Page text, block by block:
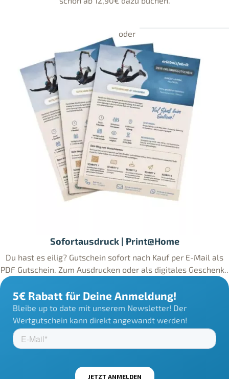
Sofortausdruck | Print@Home
Du hast es eilig? Gutschein sofort nach Kauf per E-Mail als
PDF Gutschein. Zum Ausdrucken oder als digitales Geschenk..
5€ Rabatt für Deine Anmeldung!
Bleibe up to date mit unserem Newsletter! Der
Wertgutschein kann direkt angewandt werden!